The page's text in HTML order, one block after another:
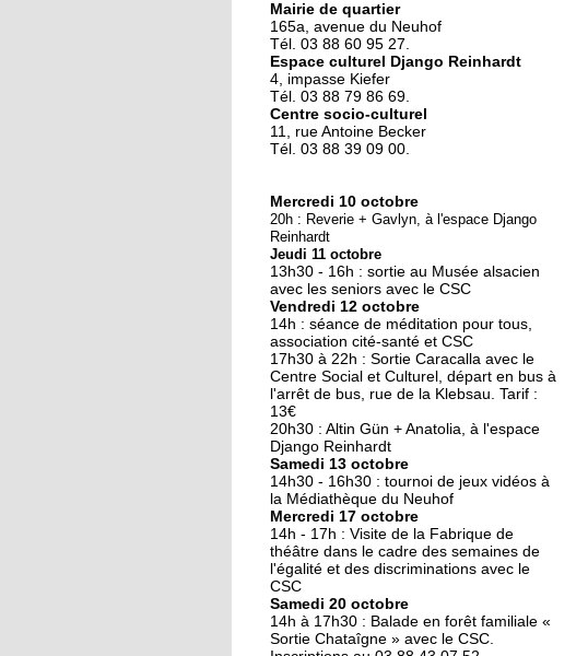
Le vrac s'invite au Neuhof
11 octobre 2018
Les petites filles
chaussent leurs
10 octobre 2018
Nouveau look pour une
nouvelle mairie
19 octobre 2017
Face au challenge du
numérique
19 octobre 2017
La précarité tue
18 octobre 2017
Quatre décennies au
chevet du Neuhof
18 octobre 2017
Mairie de quartier
165a, avenue du Neuhof
Tél. 03 88 60 95 27.
Espace culturel Django Reinhardt
4, impasse Kiefer
Tél. 03 88 79 86 69.
Centre socio-culturel
11, rue Antoine Becker
Tél. 03 88 39 09 00.
Mercredi 10 octobre
20h : Reverie + Gavlyn, à l'espace Django
Reinhardt
Jeudi 11 octobre
13h30 - 16h : sortie au Musée alsacien
avec les seniors avec le CSC
Vendredi 12 octobre
14h : séance de méditation pour tous,
association cité-santé et CSC
17h30 à 22h : Sortie Caracalla avec le
Centre Social et Culturel, départ en bus à
l'arrêt de bus, rue de la Klebsau. Tarif :
13€
20h30 : Altin Gün + Anatolia, à l'espace
Django Reinhardt
Samedi 13 octobre
14h30 - 16h30 : tournoi de jeux vidéos à
la Médiathèque du Neuhof
Mercredi 17 octobre
14h - 17h : Visite de la Fabrique de
théâtre dans le cadre des semaines de
l'égalité et des discriminations avec le
CSC
Samedi 20 octobre
14h à 17h30 : Balade en forêt familiale «
Sortie Chataîgne » avec le CSC.